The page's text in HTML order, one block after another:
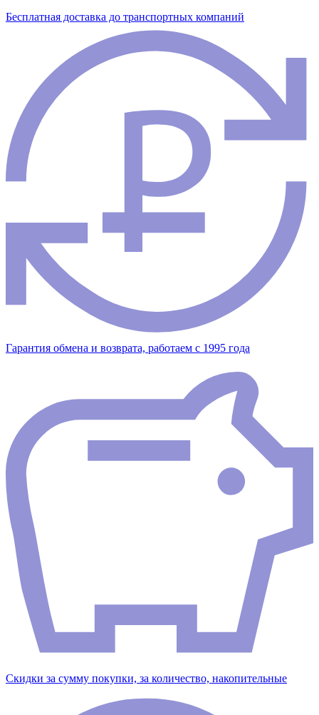
Бесплатная доставка до транспортных компаний
Гарантия обмена и возврата, работаем с 1995 года
Скидки за сумму покупки, за количество, накопительные